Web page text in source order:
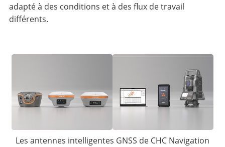
adapté à des conditions et à des flux de travail
différents.
Les antennes intelligentes GNSS de CHC Navigation